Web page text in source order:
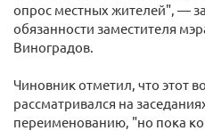
опрос местных жителей", —
обязанности заместителя
Виноградов.
Чиновник отметил, что этот
рассматривался на
переименованию, "но пока